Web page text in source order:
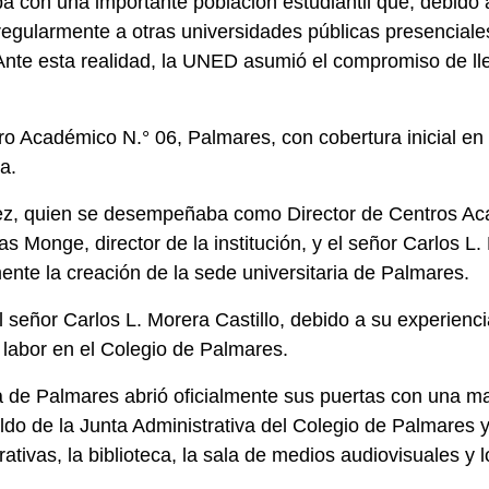
a otras universidades públicas
esta realidad, la UNED asumió el compromiso de
Académico N.° 06, Palmares, con cobertura inicial
quien se desempeñaba como Director de Centros
Monge, director de la institución, y el señor Carlos
la creación de la sede universitaria de Palmares.
Carlos L. Morera Castillo, debido a su
en el Colegio de Palmares.
Palmares abrió oficialmente sus puertas con una
de la Junta Administrativa del Colegio de Palmares
la biblioteca, la sala de medios audiovisuales y